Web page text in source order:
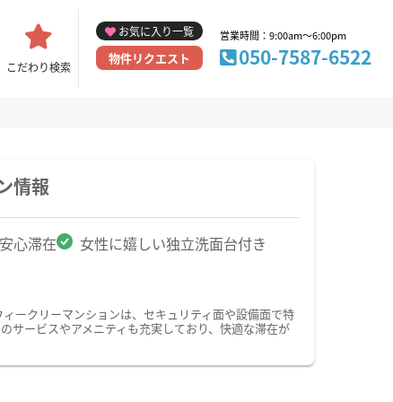
こだわり検索
お気に入り一覧
物件リクエスト
営業時間：9:00am～6:00pm
050-7587-6522
情報
心滞在
女性に嬉しい独立洗面台付き
ークリーマンションは、セキュリティ面や設備面で特
サービスやアメニティも充実しており、快適な滞在が